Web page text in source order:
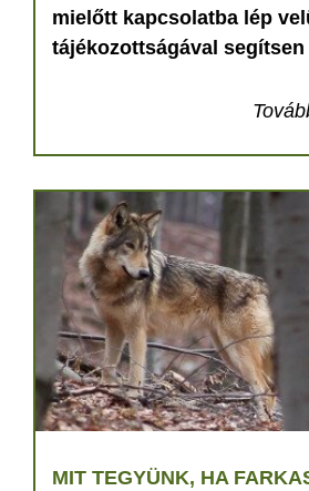
mielőtt kapcsolatba lép
tájékozottságával
MIT TEGYÜNK, HA